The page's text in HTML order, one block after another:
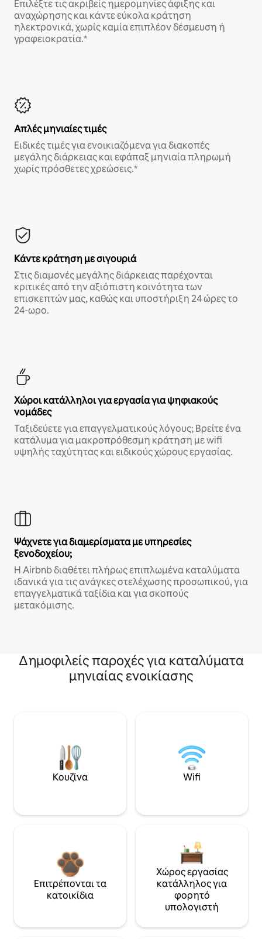
Επιλέξτε τις ακριβείς ημερομηνίες άφιξης και
αναχώρησης και κάντε εύκολα κράτηση
ηλεκτρονικά, χωρίς καμία επιπλέον δέσμευση ή
γραφειοκρατία.*
Απλές μηνιαίες τιμές
Ειδικές τιμές για ενοικιαζόμενα για διακοπές
μεγάλης διάρκειας και εφάπαξ μηνιαία πληρωμή
χωρίς πρόσθετες χρεώσεις.*
Κάντε κράτηση με σιγουριά
Στις διαμονές μεγάλης διάρκειας παρέχονται
κριτικές από την αξιόπιστη κοινότητα των
επισκεπτών μας, καθώς και υποστήριξη 24 ώρες το
24-ωρο.
Χώροι κατάλληλοι για εργασία για ψηφιακούς
νομάδες
Ταξιδεύετε για επαγγελματικούς λόγους; Βρείτε ένα
κατάλυμα για μακροπρόθεσμη κράτηση με wifi
υψηλής ταχύτητας και ειδικούς χώρους εργασίας.
Ψάχνετε για διαμερίσματα με υπηρεσίες
ξενοδοχείου;
Η Airbnb διαθέτει πλήρως επιπλωμένα καταλύματα
ιδανικά για τις ανάγκες στελέχωσης προσωπικού, για
επαγγελματικά ταξίδια και για σκοπούς
μετακόμισης.
Δημοφιλείς παροχές για καταλύματα
μηνιαίας ενοικίασης
Κουζίνα Wifi
Επιτρέπονται τα
κατοικίδια
Χώρος εργασίας
κατάλληλος για
φορητό
υπολογιστή